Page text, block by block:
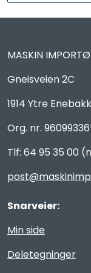
MASKIN
Gneisveien 2C
1914 Ytre Enebakk
Org. nr.
Tlf: 64 95 35 00
Snarveier:
Min side
Deletegninger
Kataloger